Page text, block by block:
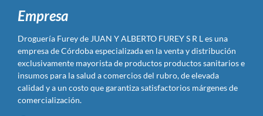
Empresa
Droguería Furey de JUAN Y ALBERTO FUREY S R L es una
empresa de Córdoba especializada en la venta y distribución
exclusivamente mayorista de productos productos sanitarios e
insumos para la salud a comercios del rubro, de elevada
calidad y a un costo que garantiza satisfactorios márgenes de
comercialización.